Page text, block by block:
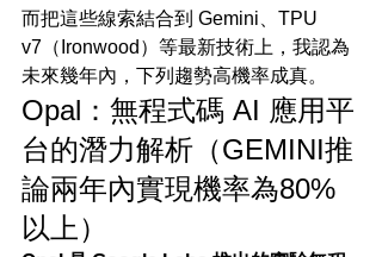
而把這些線索結合到 Gemini、TPU
v7（Ironwood）等最新技術上，我認為
未來幾年內，下列趨勢高機率成真。
Opal：無程式碼 AI 應用平
台的潛力解析（GEMINI推
論兩年內實現機率為80%
以上）